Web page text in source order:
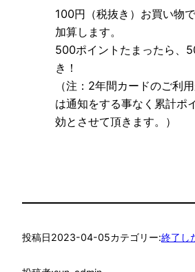
100円（税抜き）お買い物
加算します。
500ポイントたまったら、
き！
（注：2年間カードのご利
は通知をする事なく累計ポ
効とさせて頂きます。）
投稿日2023-04-05カテゴリー:終了し